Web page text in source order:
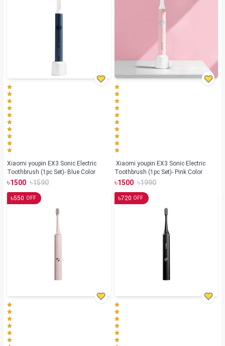
Xiaomi youpin EX3 Sonic Electric
Toothbrush (1pc Set)- Blue Color
৳1500 ৳1590
Toothbrush (1pc Set)- Pink Color
৳1500 ৳1990
৳550 OFF ৳720 OFF